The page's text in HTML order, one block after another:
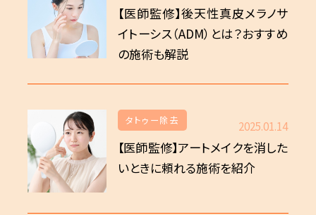
【医師監修】後天性真皮メラノサ
イトーシス（ADM）とは？おすすめ
の施術も解説
タトゥー除去 2025.01.14
【医師監修】アートメイクを消した
いときに頼れる施術を紹介